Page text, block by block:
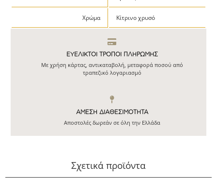
Χρώμα Κίτρινο χρυσό
ΕΥΕΛΙΚΤΟΙ ΤΡΟΠΟΙ ΠΛΗΡΩΜΗΣ
Με χρήση κάρτας, αντικαταβολή, μεταφορά ποσού από
τραπεζικό λογαριασμό
ΆΜΕΣΗ ΔΙΑΘΕΣΙΜΌΤΗΤΑ
Αποστολές δωρεάν σε όλη την Ελλάδα
Σχετικά προϊόντα